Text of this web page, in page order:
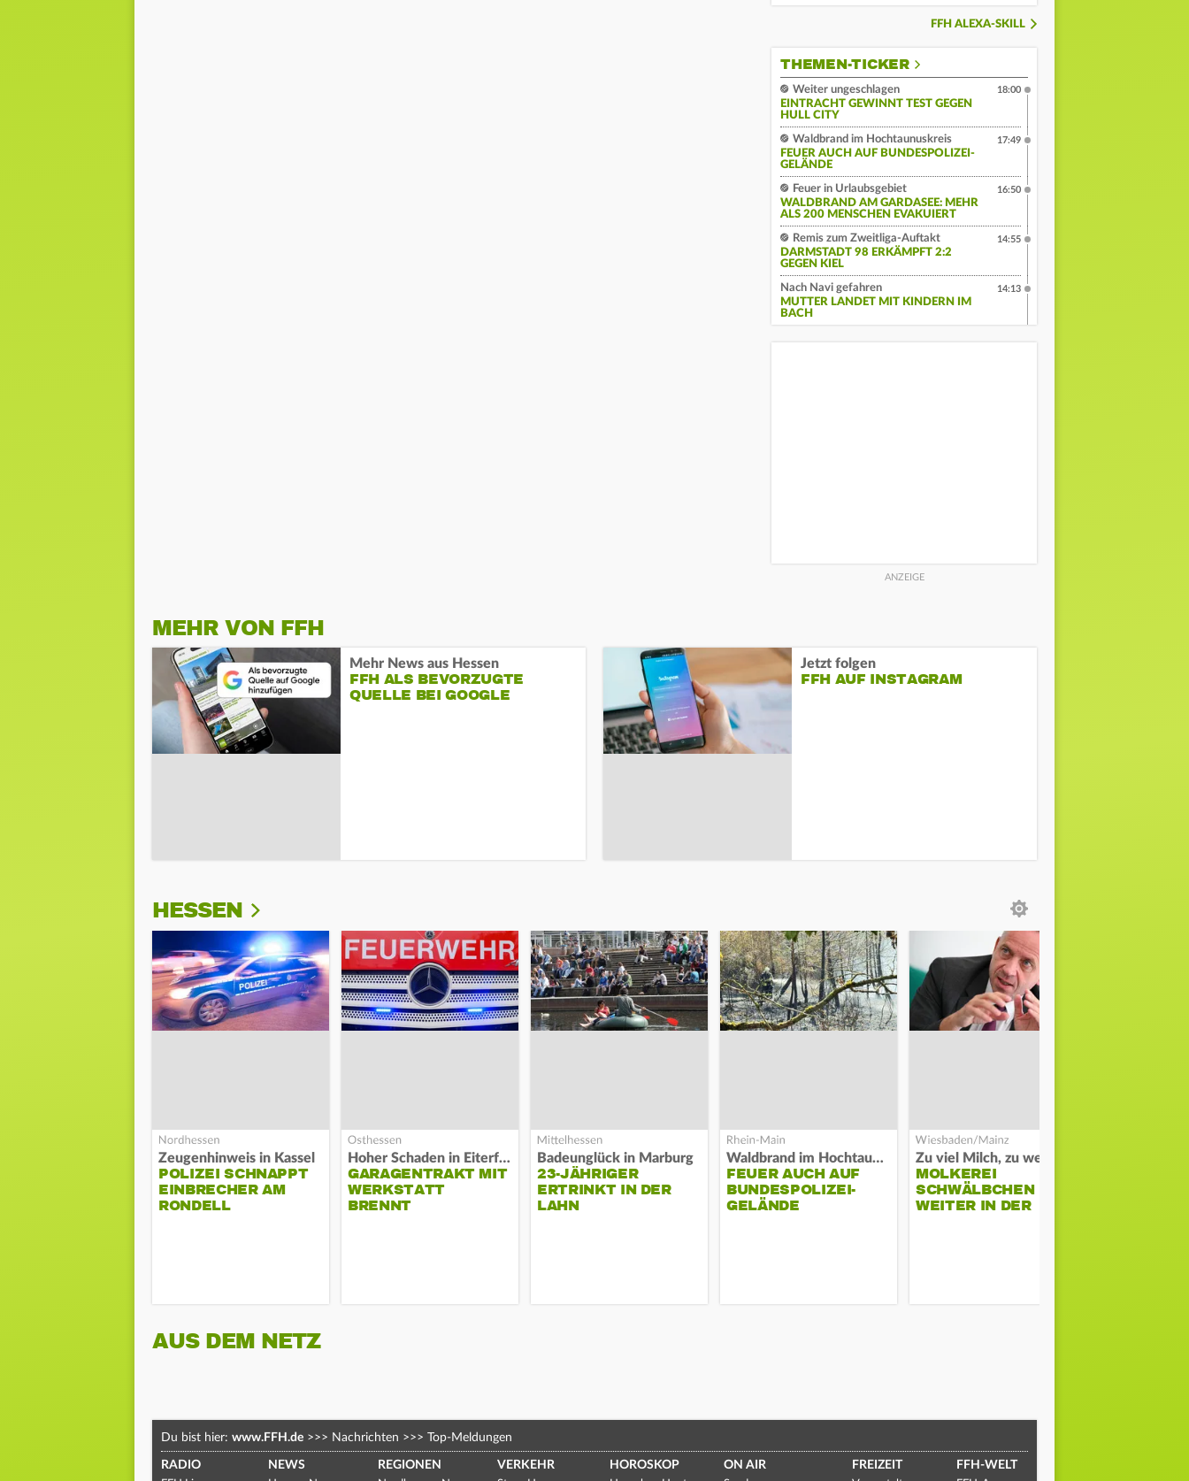
FFH ALEXA-SKILL
THEMEN-TICKER
Weiter ungeschlagen
EINTRACHT GEWINNT TEST GEGEN
HULL CITY
18:00
Waldbrand im Hochtaunuskreis
FEUER AUCH AUF BUNDESPOLIZEI-
GELÄNDE
17:49
Feuer in Urlaubsgebiet
WALDBRAND AM GARDASEE: MEHR
ALS 200 MENSCHEN EVAKUIERT
16:50
Remis zum Zweitliga-Auftakt
DARMSTADT 98 ERKÄMPFT 2:2
GEGEN KIEL
14:55
Nach Navi gefahren
MUTTER LANDET MIT KINDERN IM
BACH
14:13
MEHR VON FFH
Mehr News aus Hessen
FFH ALS BEVORZUGTE
QUELLE BEI GOOGLE
Jetzt folgen
FFH AUF INSTAGRAM
HESSEN
Zeugenhinweis in Kassel
POLIZEI SCHNAPPT
EINBRECHER AM
RONDELL
Hoher Schaden in Eiterfeld
GARAGENTRAKT MIT
WERKSTATT
BRENNT
Badeunglück in Marburg
23-JÄHRIGER
ERTRINKT IN DER
LAHN
Waldbrand im Hochtaunuskreis
FEUER AUCH AUF
BUNDESPOLIZEI-
GELÄNDE
MOLKEREI
SCHWÄLBCHEN
WEITER IN DER
AUS DEM NETZ
Du bist hier: www.FFH.de >>> Nachrichten >>> Top-Meldungen
RADIO NEWS REGIONEN VERKEHR HOROSKOP ON AIR FREIZEIT FFH-WELT